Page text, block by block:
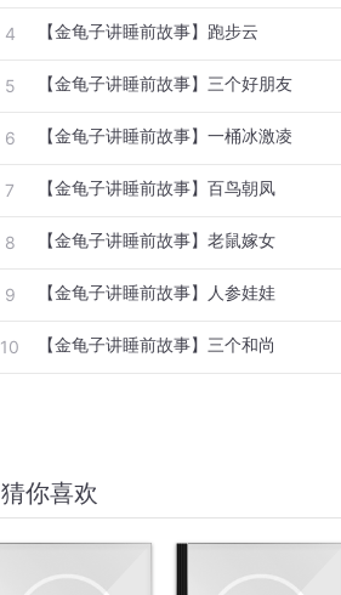
4 【金龟子讲睡前故事】跑步云
5 【金龟子讲睡前故事】三个好朋友
6 【金龟子讲睡前故事】一桶冰激凌
7 【金龟子讲睡前故事】百鸟朝凤
8 【金龟子讲睡前故事】老鼠嫁女
9 【金龟子讲睡前故事】人参娃娃
10 【金龟子讲睡前故事】三个和尚
猜你喜欢